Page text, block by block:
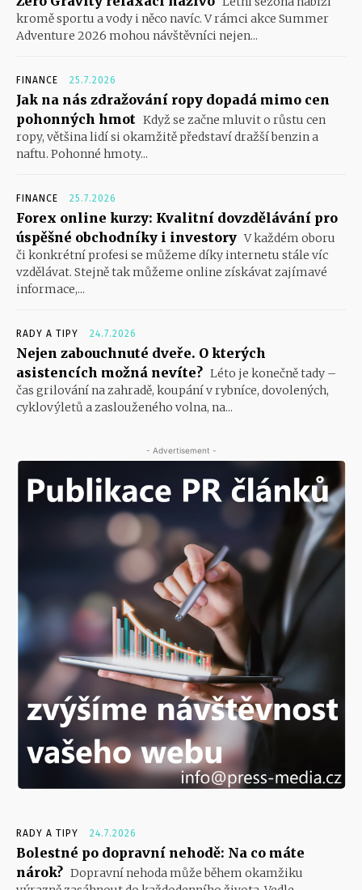
kromě sportu a vody i něco navíc. V rámci akce Summer
Adventure 2026 mohou návštěvníci nejen...
FINANCE 25.7.2026
Jak na nás zdražování ropy dopadá mimo cen
pohonných hmot Když se začne mluvit o růstu cen
ropy, většina lidí si okamžitě představí dražší benzin a
naftu. Pohonné hmoty...
FINANCE 25.7.2026
Forex online kurzy: Kvalitní dovzdělávání pro
úspěšné obchodníky i investory V každém oboru
či konkrétní profesi se můžeme díky internetu stále víc
vzdělávat. Stejně tak můžeme online získávat zajímavé
informace,...
RADY A TIPY 24.7.2026
Nejen zabouchnuté dveře. O kterých
asistencích možná nevíte? Léto je konečně tady –
čas grilování na zahradě, koupání v rybníce, dovolených,
cyklovýletů a zaslouženého volna, na...
- Advertisement -
RADY A TIPY 24.7.2026
Bolestné po dopravní nehodě: Na co máte
nárok? Dopravní nehoda může během okamžiku